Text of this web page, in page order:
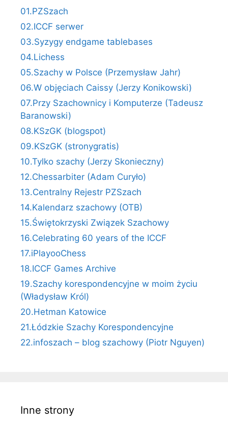
01.PZSzach
02.ICCF serwer
03.Syzygy endgame tablebases
04.Lichess
05.Szachy w Polsce (Przemysław Jahr)
06.W objęciach Caissy (Jerzy Konikowski)
07.Przy Szachownicy i Komputerze (Tadeusz
Baranowski)
08.KSzGK (blogspot)
09.KSzGK (stronygratis)
10.Tylko szachy (Jerzy Skonieczny)
12.Chessarbiter (Adam Curyło)
13.Centralny Rejestr PZSzach
14.Kalendarz szachowy (OTB)
15.Świętokrzyski Związek Szachowy
16.Celebrating 60 years of the ICCF
17.iPlayooChess
18.ICCF Games Archive
19.Szachy korespondencyjne w moim życiu
(Władysław Król)
20.Hetman Katowice
21.Łódzkie Szachy Korespondencyjne
22.infoszach – blog szachowy (Piotr Nguyen)
Inne strony